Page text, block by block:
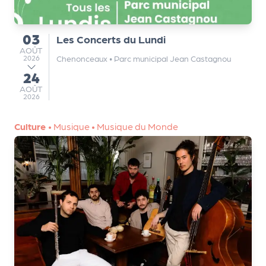
du
03
AOÛT
AOÛT
2026
au
24
AOÛT
AOÛT
2026
Les Concerts du Lundi
Chenonceaux • Parc municipal Jean Castagnou
Culture • Musique • Musique du Monde
r
e
n